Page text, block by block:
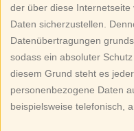
der über diese
Daten sicherzustellen.
Datenübertragungen
sodass ein absoluter
diesem Grund steht es
personenbezogene Daten
beispielsweise telefonisch,